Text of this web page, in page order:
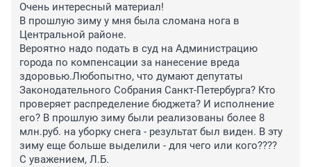
Очень интересный материал!
В прошлую зиму у мня была сломана нога в
Центральной районе.
Вероятно надо подать в суд на Администрацию
города по компенсации за нанесение вреда
здоровью.Любопытно, что думают депутаты
Законодательного Собрания Санкт-Петербурга? Кто
проверяет распределение бюджета? И исполнение
его? В прошлую зиму были реализованы более 8
млн.руб. на уборку снега - результат был виден. В эту
зиму еще больше выделили - для чего или кого????
С уважением, Л.Б.